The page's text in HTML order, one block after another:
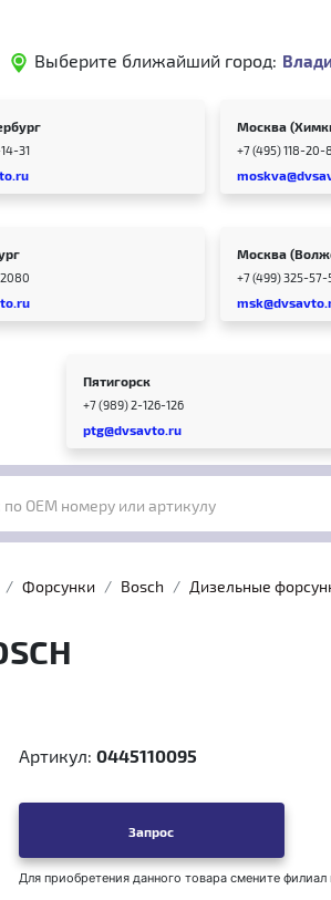
Выберите ближайший город:
31
Москва
+7 (495) 118-20-
Москва
+7 (499) 325-57-
Пятигорск
+7 (989) 2-126-126
ptg@dvsavto.ru
по OEM номеру или артикулу
Форсунки Bosch Дизельные
Артикул: 0445110095
Запрос
Для приобретения данного товара смените филиал